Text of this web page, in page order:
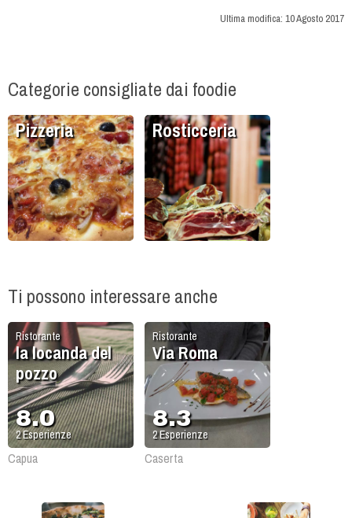
Ultima modifica: 10 Agosto 2017
Categorie consigliate dai foodie
Pizzeria Rosticceria
Ti possono interessare anche
Ristorante
la locanda del
pozzo
8.0
2Esperienze
Capua
Ristorante
Via Roma
8.3
2Esperienze
Caserta